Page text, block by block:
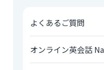
よくあるご質問
オンライン英会話